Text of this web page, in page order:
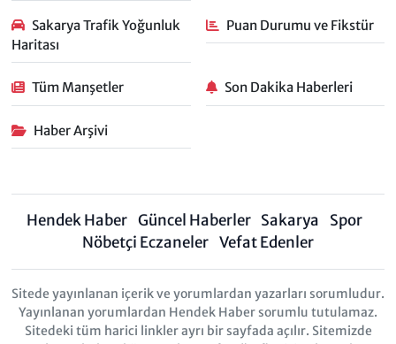
Sakarya Trafik Yoğunluk
Haritası
Puan Durumu ve Fikstür
Tüm Manşetler Son Dakika Haberleri
Haber Arşivi
Hendek Haber Güncel Haberler Sakarya
Spor
Nöbetçi Eczaneler Vefat Edenler
Sitede yayınlanan içerik ve yorumlardan yazarları sorumludur.
Yayınlanan yorumlardan Hendek Haber sorumlu tutulamaz.
Sitedeki tüm harici linkler ayrı bir sayfada açılır. Sitemizde